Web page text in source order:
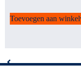
Toevoegen aan